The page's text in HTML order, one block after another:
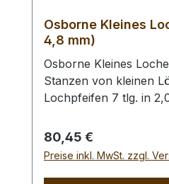
Osborne Kleines
4,8 mm)
Osborne Kleines
Stanzen von kleinen
Lochpfeifen 7 tlg. in
mm. Bitte benutzen Sie
unbedingt einen
(keinen Stahlhammer)
Regulärer Preis:
80,45 €
Preise inkl. MwSt. zzgl.